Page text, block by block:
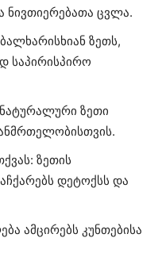
ნივთიერებათა ცვლა.
ზეთს,
საპირისპირო
ზეთი
ზეთის
დეტოქსს და
ამცირებს კუნთებისა